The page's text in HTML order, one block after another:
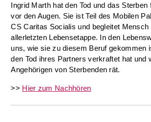
Ingrid Marth hat den Tod und das Sterben
vor den Augen. Sie ist Teil des Mobilen
CS Caritas Socialis und begleitet Mensch
allerletzten Lebensetappe. In den
uns, wie sie zu diesem Beruf gekommen
den Tod ihres Partners verkraftet hat und
Angehörigen von Sterbenden rät.
>> Hier zum Nachhören